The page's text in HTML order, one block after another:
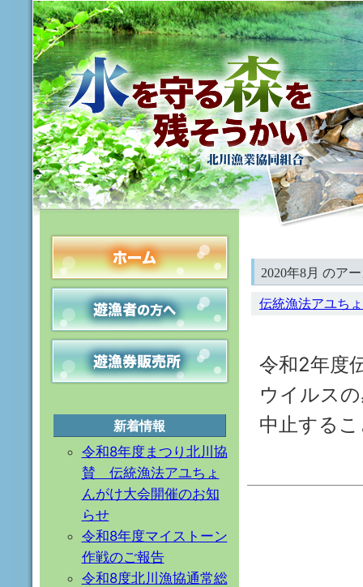
2020年8月 のア
伝統漁法アユち
令和2年度
ウイルス
中止する
新着情報
令和8年度まつり北川協
賛 伝統漁法アユちょ
んがけ大会開催のお知
らせ
令和8年度マイストーン
作戦のご報告
令和8度北川漁協通常総